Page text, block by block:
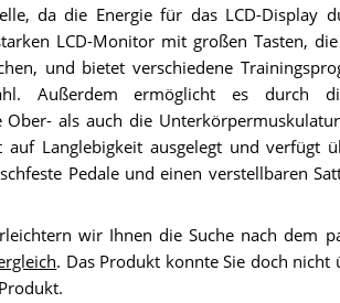
da die Energie für das LCD-Display
LCD-Monitor mit großen Tasten,
und bietet verschiedene
Außerdem ermöglicht es durch
Ober- als auch die
Langlebigkeit ausgelegt und verfügt
Pedale und einen verstellbaren
wir Ihnen die Suche nach dem
. Das Produkt konnte Sie doch nicht